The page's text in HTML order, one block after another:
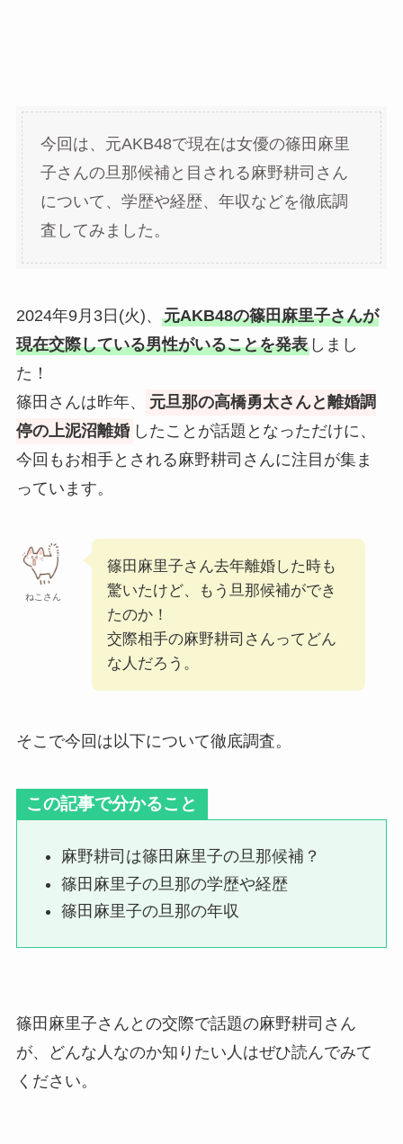
今回は、元AKB48で現在は女優の篠田麻里
子さんの旦那候補と目される麻野耕司さん
について、学歴や経歴、年収などを徹底調
査してみました。
2024年9月3日(火)、 元AKB48の篠田麻里子さんが
現在交際している男性がいることを発表しまし
た！
篠田さんは昨年、
元旦那の高橋勇太さんと離婚調
停の上泥沼離婚 したことが話題となっただけに、
今回もお相手とされる麻野耕司さんに注目が集ま
っています。
ねこさん
篠田麻里子さん去年離婚した時も
驚いたけど、もう旦那候補ができ
たのか！
交際相手の麻野耕司さんってどん
な人だろう。
そこで今回は以下について徹底調査。
この記事で分かること
麻野耕司は篠田麻里子の旦那候補？
篠田麻里子の旦那の学歴や経歴
篠田麻里子の旦那の年収
篠田麻里子さんとの交際で話題の麻野耕司さん
が、どんな人なのか知りたい人はぜひ読んでみて
ください。